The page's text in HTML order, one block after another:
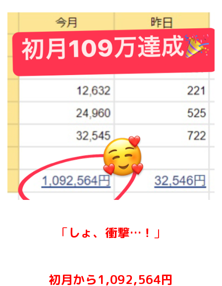
「しょ、衝撃…！ 」
初月から1,092,564円